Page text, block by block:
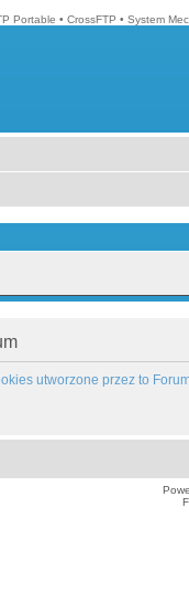
Portable • CrossFTP • System
utworzone przez to